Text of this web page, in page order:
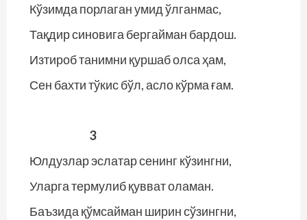
Кўзимда порлаган умид ўлганмас,
Тақдир синовига бергайман бардош.
Изтироб танимни қуршаб олса ҳам,
Сен бахти тўкис бўл, асло кўрма ғам.
3
Юлдузлар эслатар сенинг кўзингни,
Уларга термулиб қувват оламан.
Баъзида қўмсайман ширин сўзингни,